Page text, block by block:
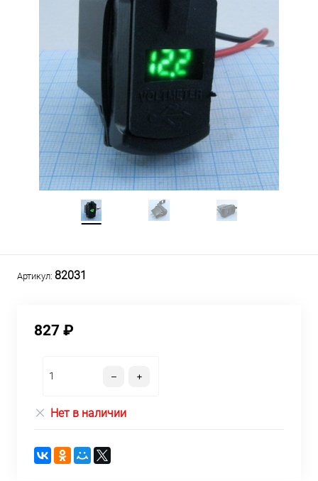
Артикул: 82031
827 ₽
Нет в наличии